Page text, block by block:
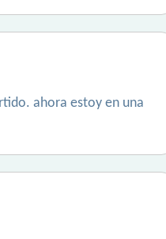
ahora estoy en una